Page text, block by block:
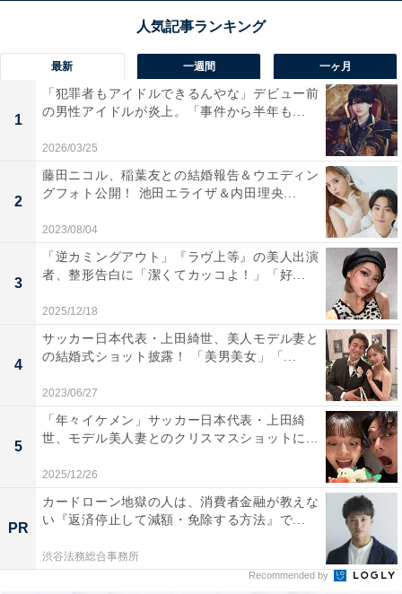
最新 一週間 一ヶ月
1
「犯罪者もアイドルできるんやな」デビュー前
の男性アイドルが炎上。「事件から半年も...
2026/03/25
2
藤田ニコル、稲葉友との結婚報告＆ウエディン
グフォト公開！ 池田エライザ＆内田理央...
2023/08/04
3
「逆カミングアウト」『ラヴ上等』の美人出演
者、整形告白に「潔くてカッコよ！」「好...
2025/12/18
4
サッカー日本代表・上田綺世、美人モデル妻と
の結婚式ショット披露！ 「美男美女」「...
2023/06/27
5
「年々イケメン」サッカー日本代表・上田綺
世、モデル美人妻とのクリスマスショットに...
2025/12/26
PR
カードローン地獄の人は、消費者金融が教えな
い『返済停止して減額・免除する方法』で...
渋谷法務総合事務所
Recommended by